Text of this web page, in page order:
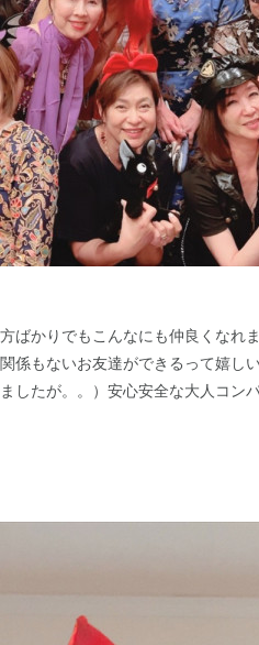
ばかりでもこんなにも仲良くなれ
係もないお友達ができるって嬉し
したが。。）安心安全な大人コン